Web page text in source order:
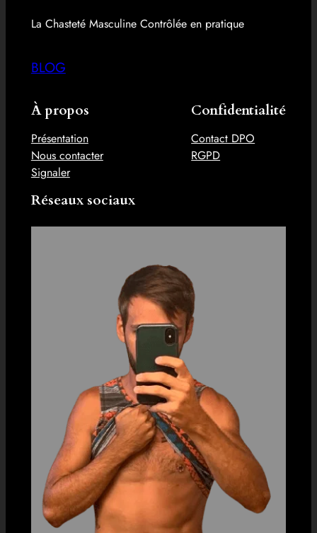
La Chasteté Masculine Contrôlée en pratique
BLOG
À propos
Présentation
Nous contacter
Signaler
Confidentialité
Contact DPO
RGPD
Réseaux sociaux